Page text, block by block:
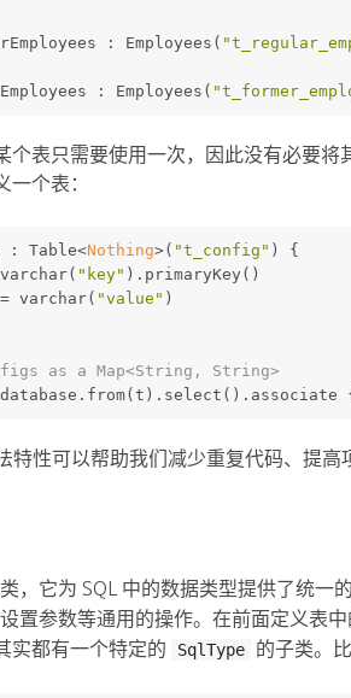
: Employees(
: Employees(
个表只需要使用一次，因此没有必要
个表：
: Table<Nothing>( "t_config" ) {
"key" ).primaryKey()
varchar( "value" )
as a Map<String, String>
特性可以帮助我们减少重复代码、提高
，它为 SQL 中的数据类型提供了统一
设置参数等通用的操作。在前面定义表
实都有一个特定的
SqlType 的子类。